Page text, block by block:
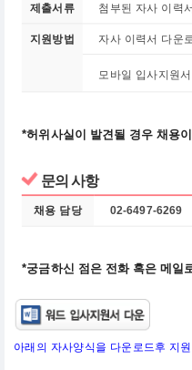
제출서류 첨부된 자사 이력
지원방법 자사 이력서 다운
모바일 입사지원
*허위사실이 발견될 경우 채용
문의 사항
채용 담당 02-6497-6269
*궁금하신 점은 전화 혹은 메일
아래의 자사양식을 다운로드후 지